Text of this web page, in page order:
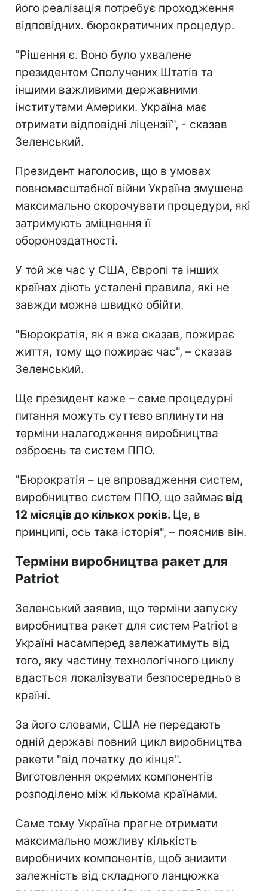
його реалізація потребує проходження
відповідних. бюрократичних процедур.
"Рішення є. Воно було ухвалене
президентом Сполучених Штатів та
іншими важливими державними
інститутами Америки. Україна має
отримати відповідні ліцензії", - сказав
Зеленський.
Президент наголосив, що в умовах
повномасштабної війни Україна змушена
максимально скорочувати процедури, які
затримують зміцнення її
обороноздатності.
У той же час у США, Європі та інших
країнах діють усталені правила, які не
завжди можна швидко обійти.
"Бюрократія, як я вже сказав, пожирає
життя, тому що пожирає час", – сказав
Зеленський.
Ще президент каже – саме процедурні
питання можуть суттєво вплинути на
терміни налагодження виробництва
озброєнь та систем ППО.
"Бюрократія – це впровадження систем,
виробництво систем ППО, що займає від
12 місяців до кількох років. Це, в
принципі, ось така історія", – пояснив він.
Терміни виробництва ракет для
Patriot
Зеленський заявив, що терміни запуску
виробництва ракет для систем Patriot в
Україні насамперед залежатимуть від
того, яку частину технологічного циклу
вдасться локалізувати безпосередньо в
країні.
За його словами, США не передають
одній державі повний цикл виробництва
ракети "від початку до кінця".
Виготовлення окремих компонентів
розподілено між кількома країнами.
Саме тому Україна прагне отримати
максимально можливу кількість
виробничих компонентів, щоб знизити
залежність від складного ланцюжка